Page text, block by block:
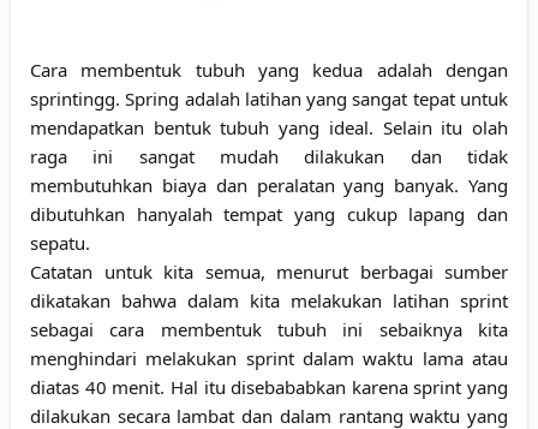
Cara membentuk tubuh yang kedua adalah dengan
sprintingg. Spring adalah latihan yang sangat tepat untuk
mendapatkan bentuk tubuh yang ideal. Selain itu olah
raga ini sangat mudah dilakukan dan tidak
membutuhkan biaya dan peralatan yang banyak. Yang
dibutuhkan hanyalah tempat yang cukup lapang dan
sepatu.
Catatan untuk kita semua, menurut berbagai sumber
dikatakan bahwa dalam kita melakukan latihan sprint
sebagai cara membentuk tubuh ini sebaiknya kita
menghindari melakukan sprint dalam waktu lama atau
diatas 40 menit. Hal itu disebababkan karena sprint yang
dilakukan secara lambat dan dalam rantang waktu yang